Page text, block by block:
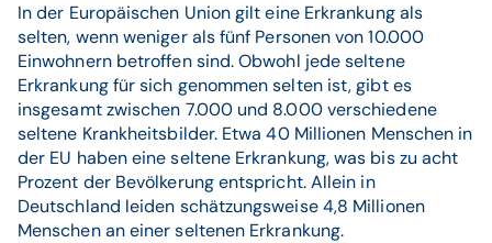
In der Europäischen Union gilt eine Erkrankung als
selten, wenn weniger als fünf Personen von 10.000
Einwohnern betroffen sind. Obwohl jede seltene
Erkrankung für sich genommen selten ist, gibt es
insgesamt zwischen 7.000 und 8.000 verschiedene
seltene Krankheitsbilder. Etwa 40 Millionen Menschen in
der EU haben eine seltene Erkrankung, was bis zu acht
Prozent der Bevölkerung entspricht. Allein in
Deutschland leiden schätzungsweise 4,8 Millionen
Menschen an einer seltenen Erkrankung.